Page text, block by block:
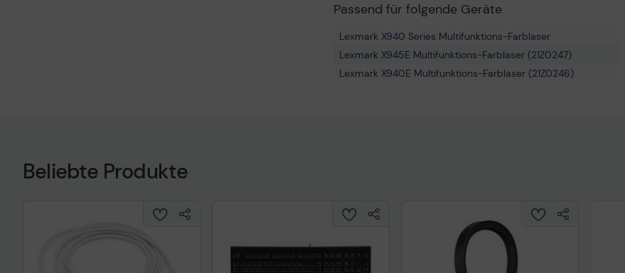
Passend für folgende Geräte
Lexmark X940 Series Multifunktions-Farblaser
Lexmark X945E Multifunktions-Farblaser (21Z0247)
Lexmark X940E Multifunktions-Farblaser (21Z0246)
Beliebte Produkte